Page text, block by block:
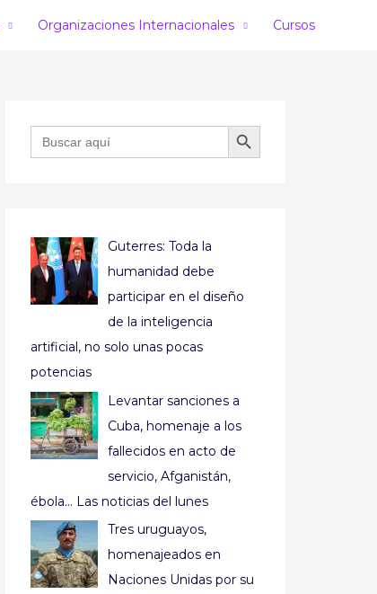
Organizaciones Internacionales Cursos
Buscar: BOTÓN DE BÚSQUEDA
Guterres: Toda la
humanidad debe
participar en el diseño
de la inteligencia
artificial, no solo unas pocas
potencias
Levantar sanciones a
Cuba, homenaje a los
fallecidos en acto de
servicio, Afganistán,
ébola… Las noticias del lunes
Tres uruguayos,
homenajeados en
Naciones Unidas por su